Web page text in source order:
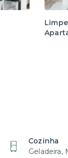
Cozinha
Geladeira,